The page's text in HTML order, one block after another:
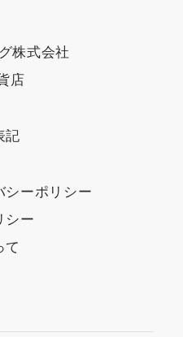
株式会社
店
記
シーポリシー
シー
て